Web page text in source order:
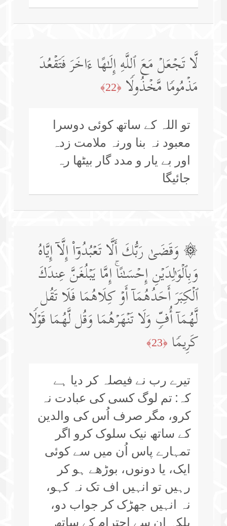
لَّا تَجۡعَلۡ مَعَ ٱللَّهِ إِلَـٰهًا ءَاخَرَ فَتَقۡعُدَ
مَذۡمُومࣰا مَّخۡذُولࣰا ﴿22﴾
تو اللہ کے ساتھ کوئی دوسرا
معبود نہ بنا ورنہ ملامت زدہ
اور بے یار و مدد گار بیٹھا رہ
جائیگا
۞ وَقَضَىٰ رَبُّكَ أَلَّا تَعۡبُدُوۤا۟ إِلَّاۤ إِیَّاهُ
وَبِٱلۡوَ ٰ⁠لِدَیۡنِ إِحۡسَـٰنًاۚ إِمَّا یَبۡلُغَنَّ عِندَكَ
ٱلۡكِبَرَ أَحَدُهُمَاۤ أَوۡ كِلَاهُمَا فَلَا تَقُل
لَّهُمَاۤ أُفࣲّ وَلَا تَنۡهَرۡهُمَا وَقُل لَّهُمَا قَوۡلࣰا
كَرِیمࣰا ﴿23﴾
تیرے رب نے فیصلہ کر دیا ہے
کہ: تم لوگ کسی کی عبادت نہ
کرو، مگر صرف اُس کی والدین
کے ساتھ نیک سلوک کرو اگر
تمہارے پاس اُن میں سے کوئی
ایک، یا دونوں، بوڑھے ہو کر
رہیں تو انہیں اف تک نہ کہو،
نہ انہیں جھڑک کر جواب دو،
بلکہ ان سے احترام کے ساتھ